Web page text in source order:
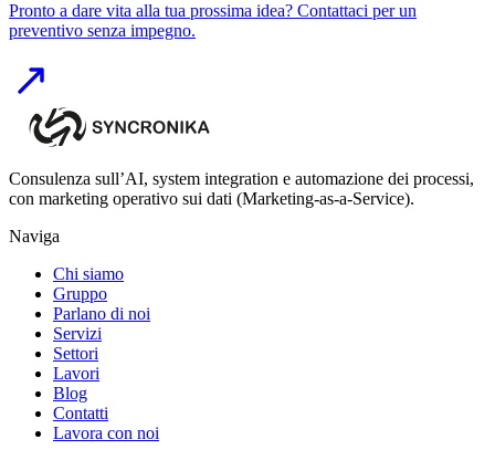
Pronto a dare vita alla tua prossima idea? Contattaci per un
preventivo senza impegno.
Consulenza sull’AI, system integration e automazione dei processi,
con marketing operativo sui dati (Marketing-as-a-Service).
Naviga
Chi siamo
Gruppo
Parlano di noi
Servizi
Settori
Lavori
Blog
Contatti
Lavora con noi